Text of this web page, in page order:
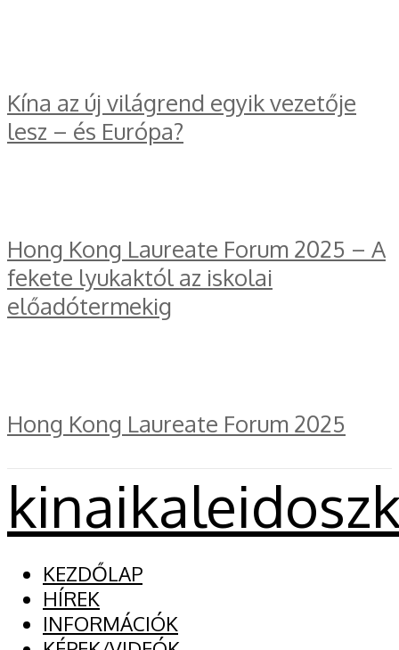
Kína az új világrend egyik vezetője
lesz – és Európa?
Hong Kong Laureate Forum 2025 – A
fekete lyukaktól az iskolai
előadótermekig
Hong Kong Laureate Forum 2025
KEZDŐLAP
HÍREK
INFORMÁCIÓK